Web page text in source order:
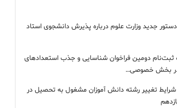
دستور جدید وزارت علوم درباره پذیرش دانشجوی استاد
دومین فراخوان شناسایی و جذب استعدادهای
در بخش خصوصی…
شرایط تغییر رشته دانش آموزان مشغول به تحصیل در